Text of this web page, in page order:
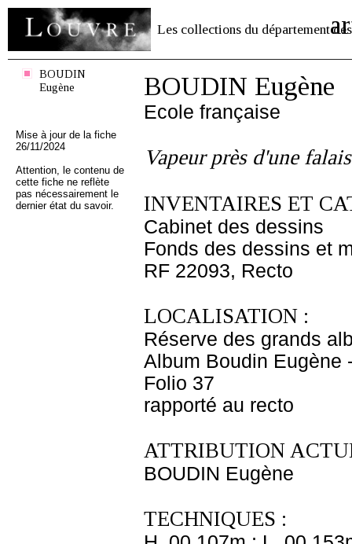
Les collections du département des
BOUDIN
Eugène
Mise à jour de la fiche
26/11/2024
Attention, le contenu de
cette fiche ne reflète
pas nécessairement le
dernier état du savoir.
BOUDIN Eugène
Ecole française
Vapeur près d'une
INVENTAIRES ET
Cabinet des dessins
Fonds des dessins et
RF 22093, Recto
LOCALISATION :
Réserve des grands
Album Boudin Eugène
Folio 37
rapporté au recto
ATTRIBUTION
BOUDIN Eugène
TECHNIQUES :